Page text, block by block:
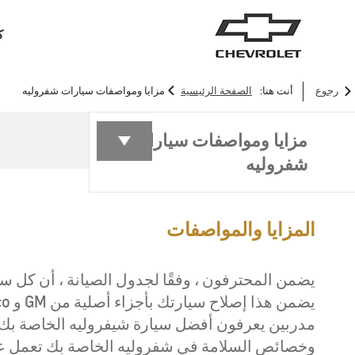
ترافرس 2026
2025
رجوع أنت هنا: الصفحة الرئيسية > مزايا ومواصفات سيارات شفروليه
مزايا ومواصفات سيارات
شفروليه
المزايا والمواصفات
يضمن المحترفون ، وفقًا لجدول الصيانة ، أن كل
مدربين يعرفون أفضل سيارة شيفروليه الخاصة
وخصائص السلامة في شفروليه الخاصة بك تعمل